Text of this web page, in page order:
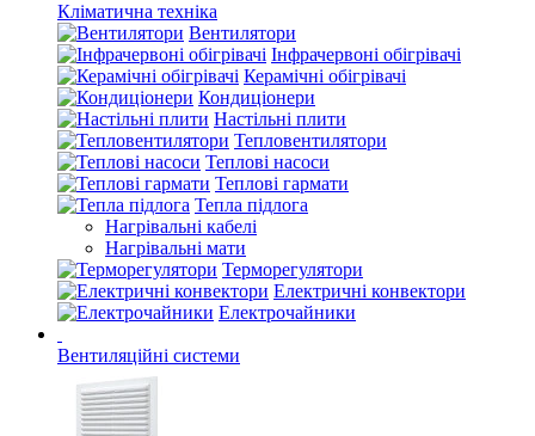
Кліматична техніка
Вентилятори
Інфрачервоні обігрівачі
Керамічні обігрівачі
Кондиціонери
Настільні плити
Тепловентилятори
Теплові насоси
Теплові гармати
Тепла підлога
Нагрівальні кабелі
Нагрівальні мати
Терморегулятори
Електричні конвектори
Електрочайники
Вентиляційні системи